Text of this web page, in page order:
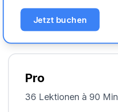
Jetzt buchen
Pro
36 Lektionen à 90 Min